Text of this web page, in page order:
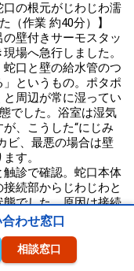
口の根元がじわじわ濡
（作業 約40分）】
壁付きサーモスタッ
場へ急行しました。
口と壁の給水管のつ
というもの。ポタポ
周辺が常に湿ってい
でした。浴室は湿気
、こうした“にじみ
ビ、最悪の場合は壁
す。
診で確認。蛇口本体
続部からじわじわと
でした。原因は接続
は温度変化（お湯と
落ちると、使用して
が出ることがありま
きやすい劣化」の典
わせ窓口
相談窓口